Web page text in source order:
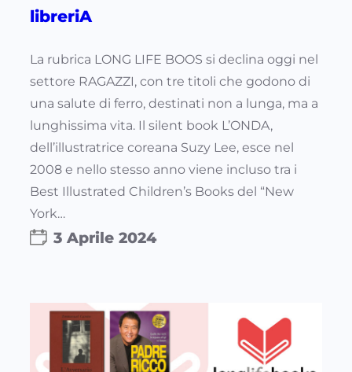
libreriA
La rubrica LONG LIFE BOOS si declina oggi nel
settore RAGAZZI, con tre titoli che godono di
una salute di ferro, destinati non a lunga, ma a
lunghissima vita. Il silent book L’ONDA,
dell’illustratrice coreana Suzy Lee, esce nel
2008 e nello stesso anno viene incluso tra i
Best Illustrated Children’s Books del “New
York…
3 Aprile 2024